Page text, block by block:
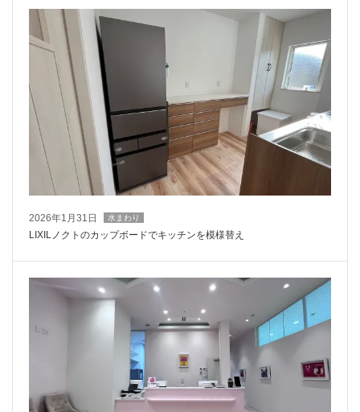
2026年1月31日 水まわり
LIXILノクトのカップボードでキッチンを模様替え